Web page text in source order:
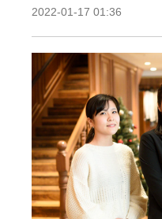
2022-01-17 01:36